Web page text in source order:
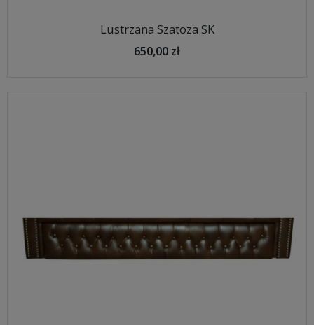
Lustrzana Szatoza SK
650,00 zł